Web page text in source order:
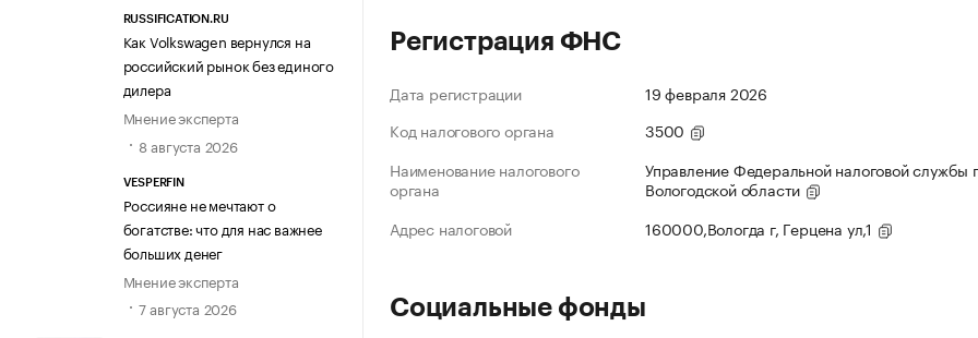
RUSSIFICATION.RU
Как Volkswagen вернулся на
российский рынок без единого
дилера
Мнение эксперта
8 августа 2026
VESPERFIN
Россияне не мечтают о
богатстве: что для нас важнее
больших денег
Мнение эксперта
7 августа 2026
Регистрация ФНС
Дата регистрации
19 февраля 2026
Код налогового органа
3500
Наименование налогового
органа
Управление Федеральной налоговой службы
Вологодской области
Адрес налоговой
160000,Вологда г, Герцена ул,1
Социальные фонды